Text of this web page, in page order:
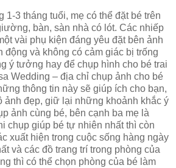
3 tháng tuổi, mẹ có thể đặt bé trên
bàn, sàn nhà có lót. Các nhiếp
vài phụ kiện đáng yêu đặt bên ảnh
động và không có cảm giác bị trống
ý tưởng hay để chụp hình cho bé trai
Wedding – địa chỉ chụp ảnh cho bé
thông tin này sẽ giúp ích cho bạn,
ảnh đẹp, giữ lại những khoảnh khắc ý
ảnh cùng bé, bên cạnh ba mẹ là
chụp giúp bé tự nhiên nhất thì còn
xuất hiện trong cuộc sống hàng ngày
và các đồ trang trí trong phòng của
thì có thể chọn phòng của bé làm